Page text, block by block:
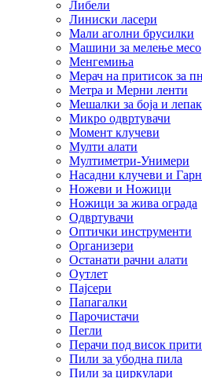
Либели
Линиски ласери
Мали аголни брусилки
Машини за мелење месо
Менгемиња
Мерач на притисок за
Метра и Мерни ленти
Мешалки за боја и лепак
Микро одвртувачи
Момент клучеви
Мулти алати
Мултиметри-Унимери
Насадни клучеви и
Ножеви и Ножици
Ножици за жива ограда
Одвртувачи
Оптички инструменти
Организери
Останати рачни алати
Оутлет
Пајсери
Папагалки
Парочистачи
Пегли
Перачи под висок
Пили за убодна пила
Пили за циркулари